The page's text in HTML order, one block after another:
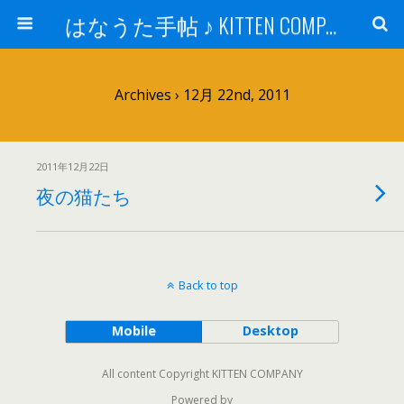
はなうた手帖 ♪ KITTEN COMPANY
Archives › 12月 22nd, 2011
2011年12月22日
夜の猫たち
Back to top
Mobile Desktop
All content Copyright KITTEN COMPANY
Powered by